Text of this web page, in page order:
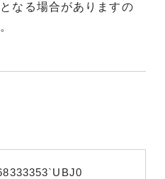
なる場合がありますの